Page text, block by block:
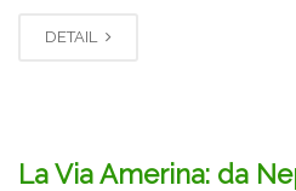
DETAIL
La Via Amerina: da